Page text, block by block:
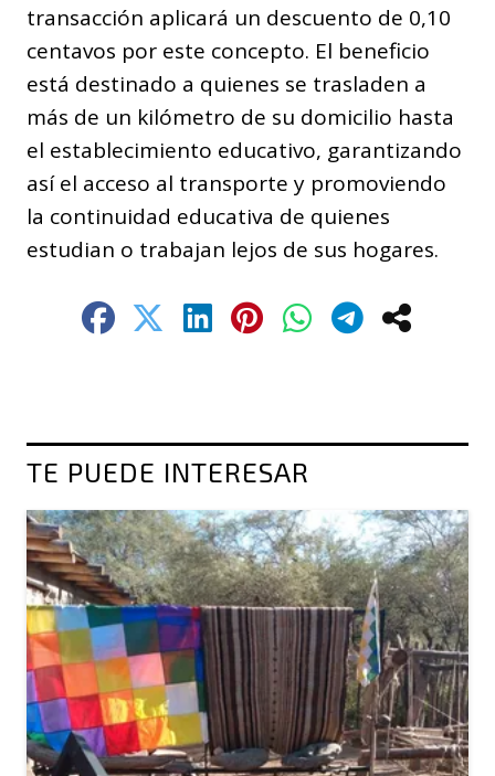
transacción aplicará un descuento de 0,10
centavos por este concepto. El beneficio
está destinado a quienes se trasladen a
más de un kilómetro de su domicilio hasta
el establecimiento educativo, garantizando
así el acceso al transporte y promoviendo
la continuidad educativa de quienes
estudian o trabajan lejos de sus hogares.
TE PUEDE INTERESAR